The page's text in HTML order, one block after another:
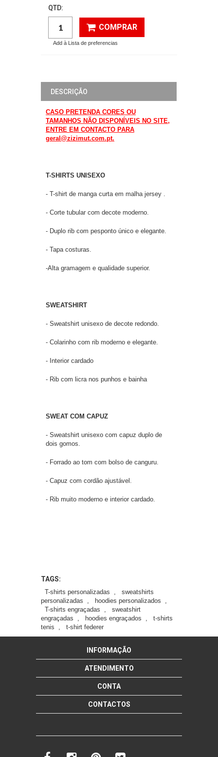
QTD:
COMPRAR
Add à Lista de preferencias
DESCRIÇÃO
CASO PRETENDA CORES OU
TAMANHOS NÃO DISPONÍVEIS NO SITE,
ENTRE EM CONTACTO PARA
geral@zizimut.com.pt.
T-SHIRTS UNISEXO
- T-shirt de manga curta em malha jersey .
- Corte tubular com decote moderno.
- Duplo rib com pesponto único e elegante.
- Tapa costuras.
-Alta gramagem e qualidade superior.
SWEATSHIRT
- Sweatshirt unisexo de decote redondo.
- Colarinho com rib moderno e elegante.
- Interior cardado
- Rib com licra nos punhos e bainha
SWEAT COM CAPUZ
- Sweatshirt unisexo com capuz duplo de
dois gomos.
- Forrado ao tom com bolso de canguru.
- Capuz com cordão ajustável.
- Rib muito moderno e interior cardado.
TAGS:
T-shirts personalizadas
sweatshirts
personalizadas
hoodies personalizados
T-shirts engraçadas
sweatshirt
engraçadas
hoodies engraçados
t-shirts
tenis
t-shirt federer
INFORMAÇÃO
ATENDIMENTO
CONTA
CONTACTOS